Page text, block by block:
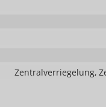
Zentralverriegelung,